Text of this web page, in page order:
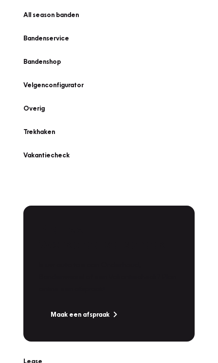
All season banden
Bandenservice
Bandenshop
Velgenconfigurator
Overig
Trekhaken
Vakantiecheck
Maak een afspraak
Lease